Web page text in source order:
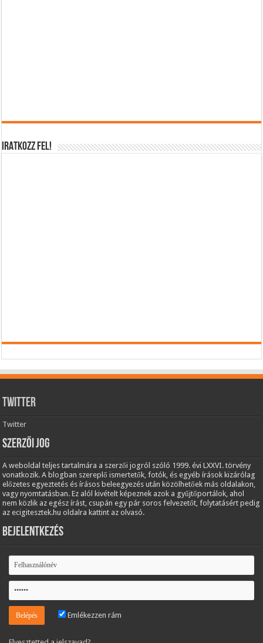
IRATKOZZ FEL!
Twitter
Twitter
Szerzői jog
A weboldal teljes tartalmára a szerzői jogról szóló 1999. évi LXXVI. törvény
vonatkozik. A blogban szereplő ismertetők, fotók, és egyéb írások kizárólag
előzetes egyeztetés és írásos beleegyezés után közölhetőek más oldalakon,
vagy nyomtatásban. Ez alól kivételt képeznek azok a gyűjtőportálok, ahol
nem közlik az egész írást, csupán egy pár soros felvezetőt, folytatásért pedig
az ecigitesztek.hu oldalra kattint az olvasó.
Bejelentkezés
Emlékezzen rám